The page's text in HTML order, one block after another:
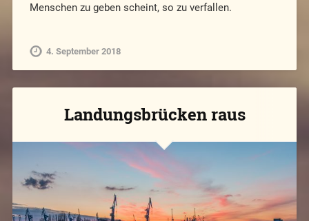
Menschen zu geben scheint, so zu verfallen.
4. September 2018
Landungsbrücken raus